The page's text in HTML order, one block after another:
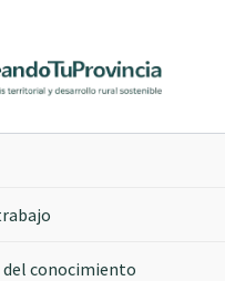
conocimiento